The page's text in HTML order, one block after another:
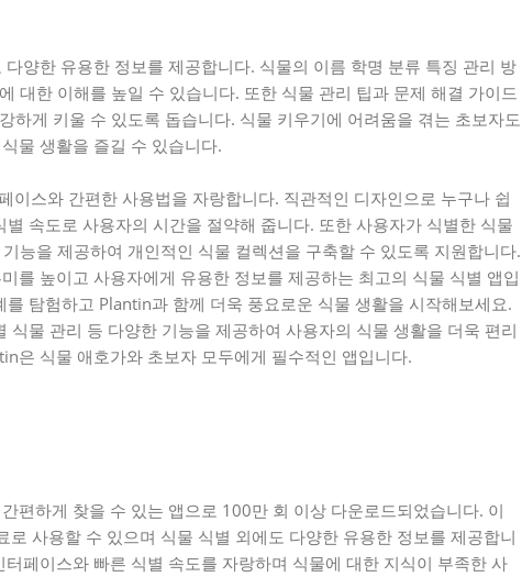
양한 유용한 정보를 제공합니다. 식물의 이름 학명 분류 특징 관리 방
대한 이해를 높일 수 있습니다. 또한 식물 관리 팁과 문제 해결 가이드
하게 키울 수 있도록 돕습니다. 식물 키우기에 어려움을 겪는 초보자도
물 생활을 즐길 수 있습니다.
이스와 간편한 사용법을 자랑합니다. 직관적인 디자인으로 누구나 쉽
속도로 사용자의 시간을 절약해 줍니다. 또한 사용자가 식별한 식물
능을 제공하여 개인적인 식물 컬렉션을 구축할 수 있도록 지원합니다.
를 높이고 사용자에게 유용한 정보를 제공하는 최고의 식물 식별 앱입
탐험하고 Plantin과 함께 더욱 풍요로운 식물 생활을 시작해보세요.
식물 관리 등 다양한 기능을 제공하여 사용자의 식물 생활을 더욱 편리
은 식물 애호가와 초보자 모두에게 필수적인 앱입니다.
편하게 찾을 수 있는 앱으로 100만 회 이상 다운로드되었습니다. 이
사용할 수 있으며 식물 식별 외에도 다양한 유용한 정보를 제공합니
페이스와 빠른 식별 속도를 자랑하며 식물에 대한 지식이 부족한 사